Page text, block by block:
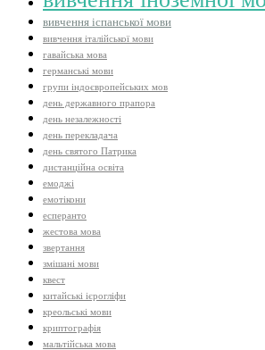
вивчення іспанської мови
вивчення італійської мови
гавайська мова
германські мови
групи індоєвропейських мов
день державного прапора
день незалежності
день перекладача
день святого Патрика
дистанційна освіта
емоджі
емотікони
есперанто
жестова мова
звертання
змішані мови
квест
китайські ієрогліфи
креольські мови
криптографія
мальтійська мова